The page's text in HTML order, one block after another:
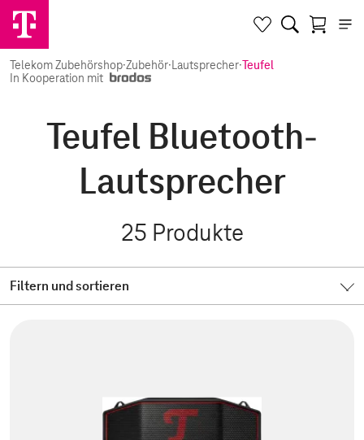
Telekom Zubehörshop·Zubehör·Lautsprecher·Teufel
In Kooperation mit
Teufel Bluetooth-
Lautsprecher
25 Produkte
Filtern und sortieren